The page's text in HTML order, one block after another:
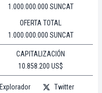
1.000.000.000 SUNCAT
OFERTA TOTAL
1.000.000.000 SUNCAT
CAPITALIZACIÓN
10.858.200 US$
Explorador Twitter